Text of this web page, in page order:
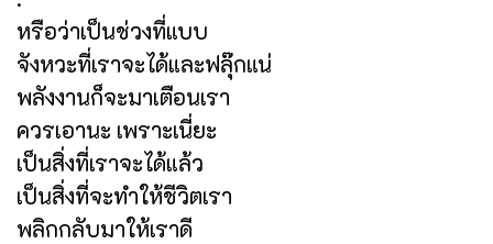
หรือว่าเป็นช่วงที่แบบ
จังหวะที่เราจะได้และฟลุ๊กแน่
พลังงานก็จะมาเตือนเรา
ควรเอานะ เพราะเนี่ยะ
เป็นสิ่งที่เราจะได้แล้ว
เป็นสิ่งที่จะทำให้ชีวิตเรา
พลิกกลับมาให้เราดี